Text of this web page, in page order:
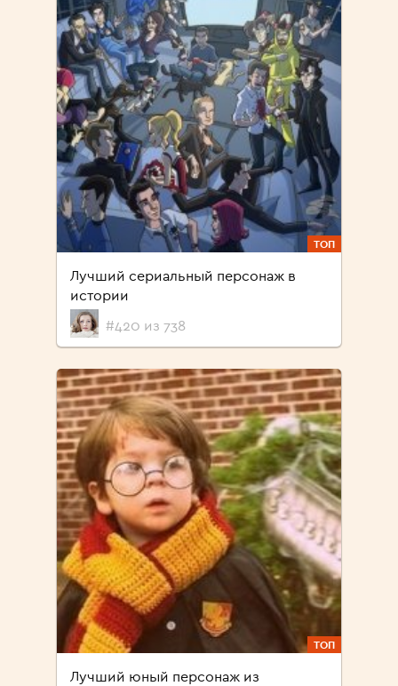
ТОП
Лучший сериальный персонаж в
истории
#420 из 738
ТОП
Лучший юный персонаж из